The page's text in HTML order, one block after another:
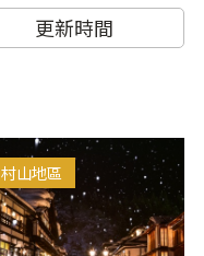
更新時間
村山地區